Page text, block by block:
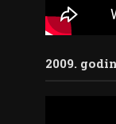
2009.